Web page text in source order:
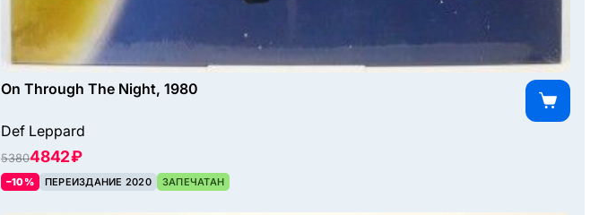
On Through The Night, 1980
Def Leppard
53804842 ₽
–10% ПЕРЕИЗДАНИЕ 2020 ЗАПЕЧАТАН